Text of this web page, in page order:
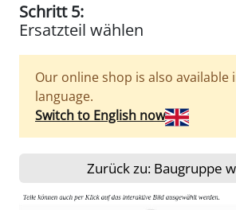
Schritt 5:
Ersatzteil wählen
Our online shop is also available
language.
Switch to English now
Zurück zu: Baugruppe